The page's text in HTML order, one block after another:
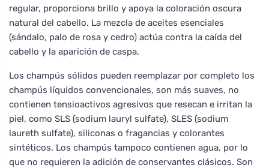
regular, proporciona brillo y apoya la coloración oscura
natural del cabello. La mezcla de aceites esenciales
(sándalo, palo de rosa y cedro) actúa contra la caída del
cabello y la aparición de caspa.
Los champús sólidos pueden reemplazar por completo los
champús líquidos convencionales, son más suaves, no
contienen tensioactivos agresivos que resecan e irritan la
piel, como SLS (sodium lauryl sulfate), SLES (sodium
laureth sulfate), siliconas o fragancias y colorantes
sintéticos. Los champús tampoco contienen agua, por lo
que no requieren la adición de conservantes clásicos. Son